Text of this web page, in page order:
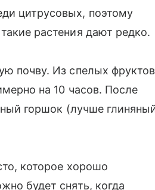
цитрусовых, поэтому
растения дают редко.
почву. Из спелых фруктов
на 10 часов. После
горшок (лучше
которое хорошо
будет снять, когда